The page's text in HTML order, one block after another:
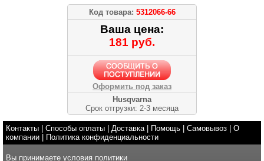
Код товара: 5312066-66
Ваша цена:
181 руб.
Оформить под заказ
Husqvarna
Срок отгрузки: 2-3 месяца
Контакты Способы оплаты Доставка| Помощь Самовывоз
О
компании
Политика конфиденциальности
Вы принимаете условия политики